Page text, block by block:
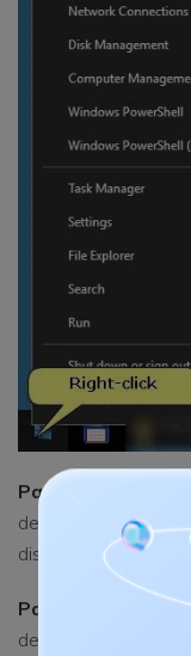
Paso 2.
En la
derecho y
dispositivo cuyos
Paso 3.
Ve al
derecho y elige